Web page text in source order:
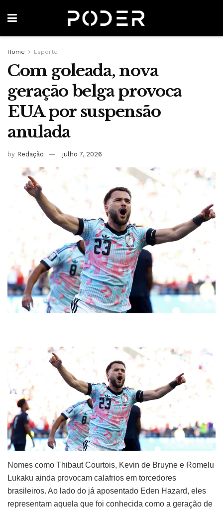
Home Esporte
Com goleada, nova
geração belga provoca
EUA por suspensão
anulada
by Redação julho 7, 2026
Nomes como Thibaut Courtois, Kevin de Bruyne e Romelu
Lukaku ainda provocam calafrios em torcedores
brasileiros. Ao lado do já aposentado Eden Hazard, eles
representam aquela que foi conhecida como a geração de